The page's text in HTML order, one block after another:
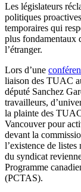
Les législateurs
politiques
temporaires qui
plus fondamentaux
l’étranger.
Lors d’une
liaison des TUAC
député Sanchez
travailleurs,
la plainte des
Vancouver pour
devant la
l’existence de
du syndicat
Programme
(PCTAS).